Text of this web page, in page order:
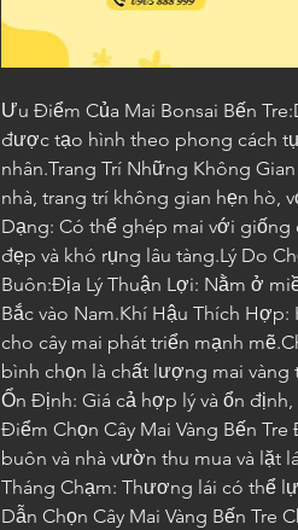
Ưu Điểm Của Mai Bonsai Bến
được tạo hình theo phong cách
nhân.Trang Trí Những Không
nhà, trang trí không gian hẹn hò,
Dạng: Có thể ghép mai với
đẹp và khó rụng lâu tàng.Lý Do
Buôn:Địa Lý Thuận Lợi: Nằm ở
Bắc vào Nam.Khí Hậu Thích
cho cây mai phát triển mạnh
bình chọn là chất lượng mai
Ổn Định: Giá cả hợp lý và ổn
Điểm Chọn Cây Mai Vàng Bến
buôn và nhà vườn thu mua và lặt
Tháng Chạm: Thương lái có thể
Dẫn Chọn Cây Mai Vàng Bến Tre